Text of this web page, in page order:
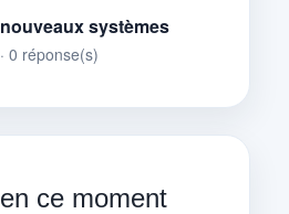
systèmes
0 réponse(s)
ce moment